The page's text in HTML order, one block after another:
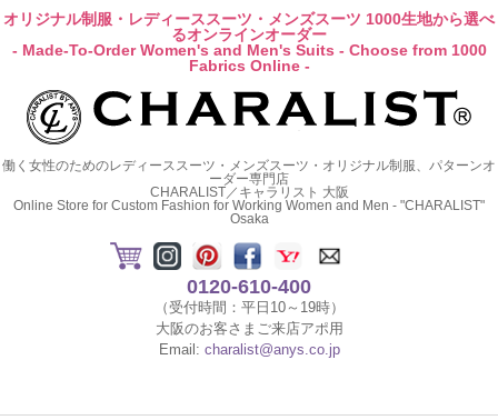
オリジナル制服・レディーススーツ・メンズスーツ 1000生地から選べ
るオンラインオーダー
- Made-To-Order Women's and Men's Suits - Choose from 1000
Fabrics Online -
働く女性のためのレディーススーツ・メンズスーツ・オリジナル制服、パターンオ
ーダー専門店
CHARALIST／キャラリスト 大阪
Online Store for Custom Fashion for Working Women and Men - "CHARALIST"
Osaka
0120-610-400
（受付時間：平日10～19時）
大阪のお客さまご来店アポ用
Email: charalist@anys.co.jp